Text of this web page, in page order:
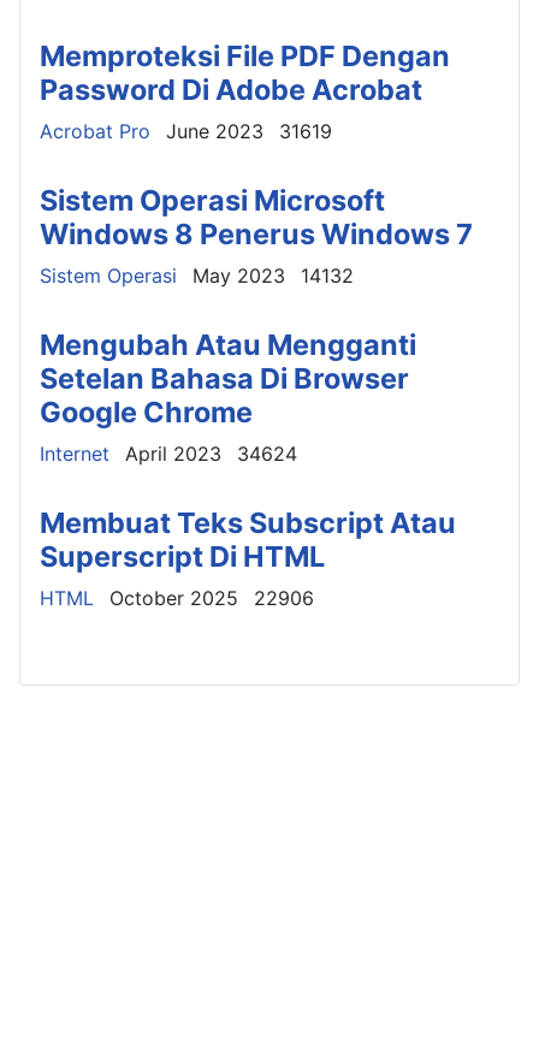
Memproteksi File PDF Dengan
Password Di Adobe Acrobat
Details
Acrobat Pro June 2023 31619
Sistem Operasi Microsoft
Windows 8 Penerus Windows 7
Details
Sistem Operasi May 2023 14132
Mengubah Atau Mengganti
Setelan Bahasa Di Browser
Google Chrome
Details
Internet April 2023 34624
Membuat Teks Subscript Atau
Superscript Di HTML
Details
HTML October 2025 22906